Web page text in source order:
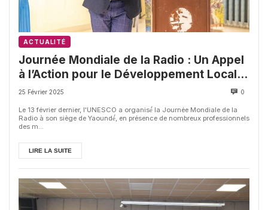
ACTUALITÉ
Journée Mondiale de la Radio : Un Appel
à l’Action pour le Développement Local
et la Liberté́ d’Expression
25 Février 2025 0
Le 13 février dernier, l'UNESCO a organisé́ la Journée Mondiale de la
Radio à son siège de Yaoundé́, en présence de nombreux professionnels
des m...
LIRE LA SUITE